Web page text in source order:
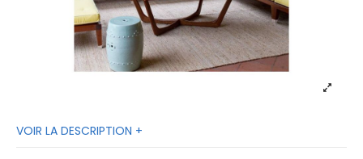
VOIR LA DESCRIPTION +